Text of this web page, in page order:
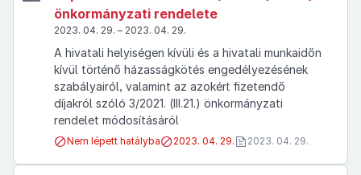
önkormányzati rendelete
2023. 04. 29. – 2023. 04. 29.
A hivatali helyiségen kívüli és a hivatali munkaidőn
kívül történő házasságkötés engedélyezésének
szabályairól, valamint az azokért fizetendő
díjakról szóló 3/2021. (III.21.) önkormányzati
rendelet módosításáról
Nem lépett hatályba 2023. 04. 29. 2023. 04. 29.